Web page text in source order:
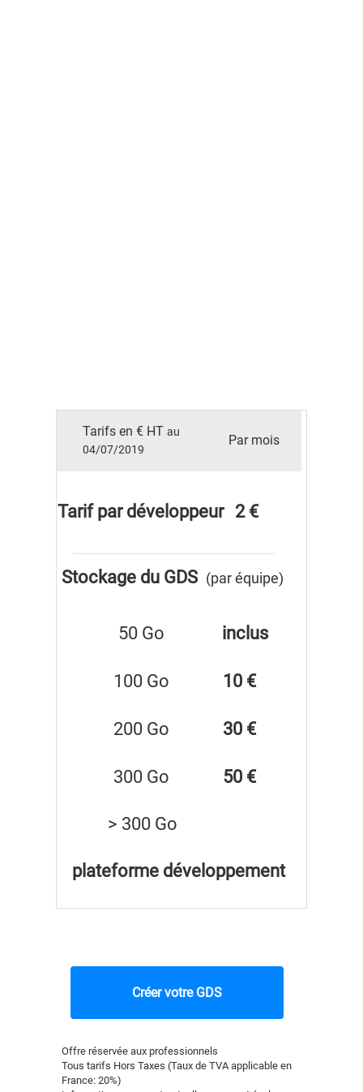
Tarifs en € HT au
04/07/2019
Par mois
Tarif par développeur 2 €
Stockage du GDS (par équipe)
50 Go inclus
100 Go 10 €
200 Go 30 €
300 Go 50 €
> 300 Go
plateforme développement
Créer votre GDS
Offre réservée aux professionnels
Tous tarifs Hors Taxes (Taux de TVA applicable en
France: 20%)